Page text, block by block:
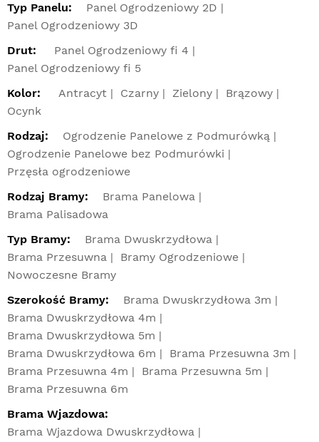
Typ Panelu:
Panel Ogrodzeniowy 2D
Panel Ogrodzeniowy 3D
Drut:
Panel Ogrodzeniowy fi 4
Panel Ogrodzeniowy fi 5
Kolor:
Antracyt Czarny Zielony
Brązowy
Ocynk
Rodzaj:
Ogrodzenie Panelowe z Podmurówką
Ogrodzenie Panelowe bez Podmurówki
Przęsła ogrodzeniowe
Rodzaj Bramy:
Brama Panelowa
Brama Palisadowa
Typ Bramy:
Brama Dwuskrzydłowa
Brama Przesuwna
Bramy Ogrodzeniowe
Nowoczesne Bramy
Szerokość Bramy:
Brama Dwuskrzydłowa 3m
Brama Dwuskrzydłowa 4m
Brama Dwuskrzydłowa 5m
Brama Dwuskrzydłowa 6m
Brama Przesuwna 3m
Brama Przesuwna 4m
Brama Przesuwna 5m
Brama Przesuwna 6m
Brama Wjazdowa:
Brama Wjazdowa Dwuskrzydłowa